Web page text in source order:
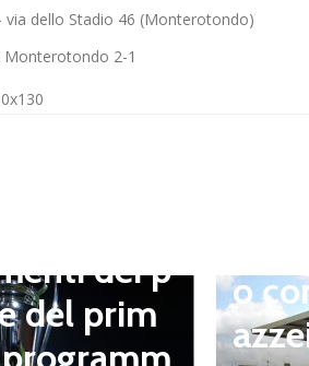
via dello Stadio 46 (Monterotondo)
Monterotondo 2-1
Serie D,
dei p
del prim
to
o